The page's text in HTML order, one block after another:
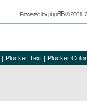
Powered byphpBB© 2001,
| Plucker Text | Plucker Color